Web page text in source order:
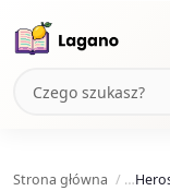
Strona główna